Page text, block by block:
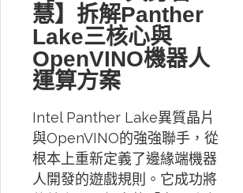
慧】拆解Panther
Lake三核心與
OpenVINO機器人
運算方案
Intel Panther Lake異質晶片
與OpenVINO的強強聯手，從
根本上重新定義了邊緣端機器
人開發的遊戲規則。它成功將